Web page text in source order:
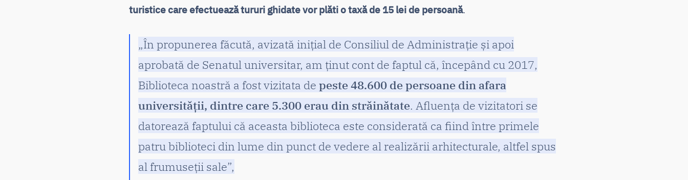
turistice care efectuează tururi ghidate vor plăti o taxă de 15 lei de persoană.
„În propunerea făcută, avizată inițial de Consiliul de Administrație și apoi
aprobată de Senatul universitar, am ținut cont de faptul că, începând cu 2017,
Biblioteca noastră a fost vizitata de peste 48.600 de persoane din afara
universității, dintre care 5.300 erau din străinătate. Afluența de vizitatori se
datorează faptului că aceasta biblioteca este considerată ca fiind între primele
patru biblioteci din lume din punct de vedere al realizării arhitecturale, altfel spus
al frumuseții sale”,